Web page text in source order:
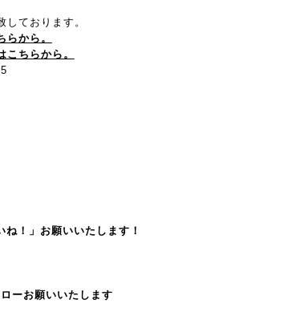
ております。
から。
ちらから。
！」お願いいたします！
ーお願いいたします